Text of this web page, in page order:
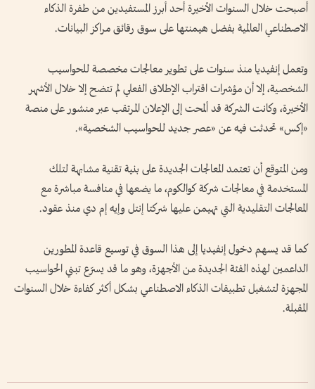
أصبحت خلال السنوات الأخيرة أحد أبرز المستفيدين من طفرة الذكاء
الاصطناعي العالمية بفضل هيمنتها على سوق رقائق مراكز البيانات.
وتعمل إنفيديا منذ سنوات على تطوير معالجات مخصصة للحواسيب
الشخصية، إلا أن مؤشرات اقتراب الإطلاق الفعلي لم تتضح إلا خلال الأشهر
الأخيرة، وكانت الشركة قد ألمحت إلى الإعلان المرتقب عبر منشور على منصة
«إكس» تحدثت فيه عن «عصر جديد للحواسيب الشخصية».
ومن المتوقع أن تعتمد المعالجات الجديدة على بنية تقنية مشابهة لتلك
المستخدمة في معالجات شركة كوالكوم، ما يضعها في منافسة مباشرة مع
المعالجات التقليدية التي تهيمن عليها شركتا إنتل وإيه إم دي منذ عقود.
كما قد يسهم دخول إنفيديا إلى هذا السوق في توسيع قاعدة المطورين
الداعمين لهذه الفئة الجديدة من الأجهزة، وهو ما قد يسرّع تبني الحواسيب
المجهزة لتشغيل تطبيقات الذكاء الاصطناعي بشكل أكثر كفاءة خلال السنوات
المقبلة.